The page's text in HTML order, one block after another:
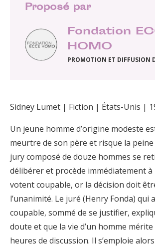
Proposé par
Fondation
HOMO
PROMOTION ET DIFFUSION
Sidney Lumet | Fiction | États-Unis |
Un jeune homme d’origine modeste
meurtre de son père et risque la peine
jury composé de douze hommes se
délibérer et procède immédiatement à
votent coupable, or la décision doit
l’unanimité. Le juré (Henry Fonda) qui
coupable, sommé de se justifier,
doute et que la vie d’un homme
heures de discussion. Il s’emploie